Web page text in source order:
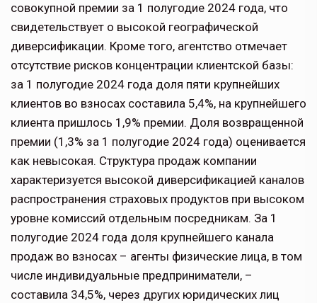
совокупной премии за 1 полугодие 2024 года, что
свидетельствует о высокой географической
диверсификации. Кроме того, агентство отмечает
отсутствие рисков концентрации клиентской базы:
за 1 полугодие 2024 года доля пяти крупнейших
клиентов во взносах составила 5,4%, на крупнейшего
клиента пришлось 1,9% премии. Доля возвращенной
премии (1,3% за 1 полугодие 2024 года) оценивается
как невысокая. Структура продаж компании
характеризуется высокой диверсификацией каналов
распространения страховых продуктов при высоком
уровне комиссий отдельным посредникам. За 1
полугодие 2024 года доля крупнейшего канала
продаж во взносах – агенты физические лица, в том
числе индивидуальные предприниматели, –
составила 34,5%, через других юридических лиц